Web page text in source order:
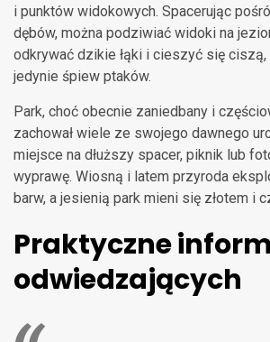
i punktów widokowych. Spacerując
dębów, można podziwiać widoki na
odkrywać dzikie łąki i cieszyć się
jedynie śpiew ptaków.
Park, choć obecnie zaniedbany i
zachował wiele ze swojego dawnego
miejsce na dłuższy spacer, piknik lub
wyprawę. Wiosną i latem przyroda
barw, a jesienią park mieni się złotem i
Praktyczne
odwiedzających